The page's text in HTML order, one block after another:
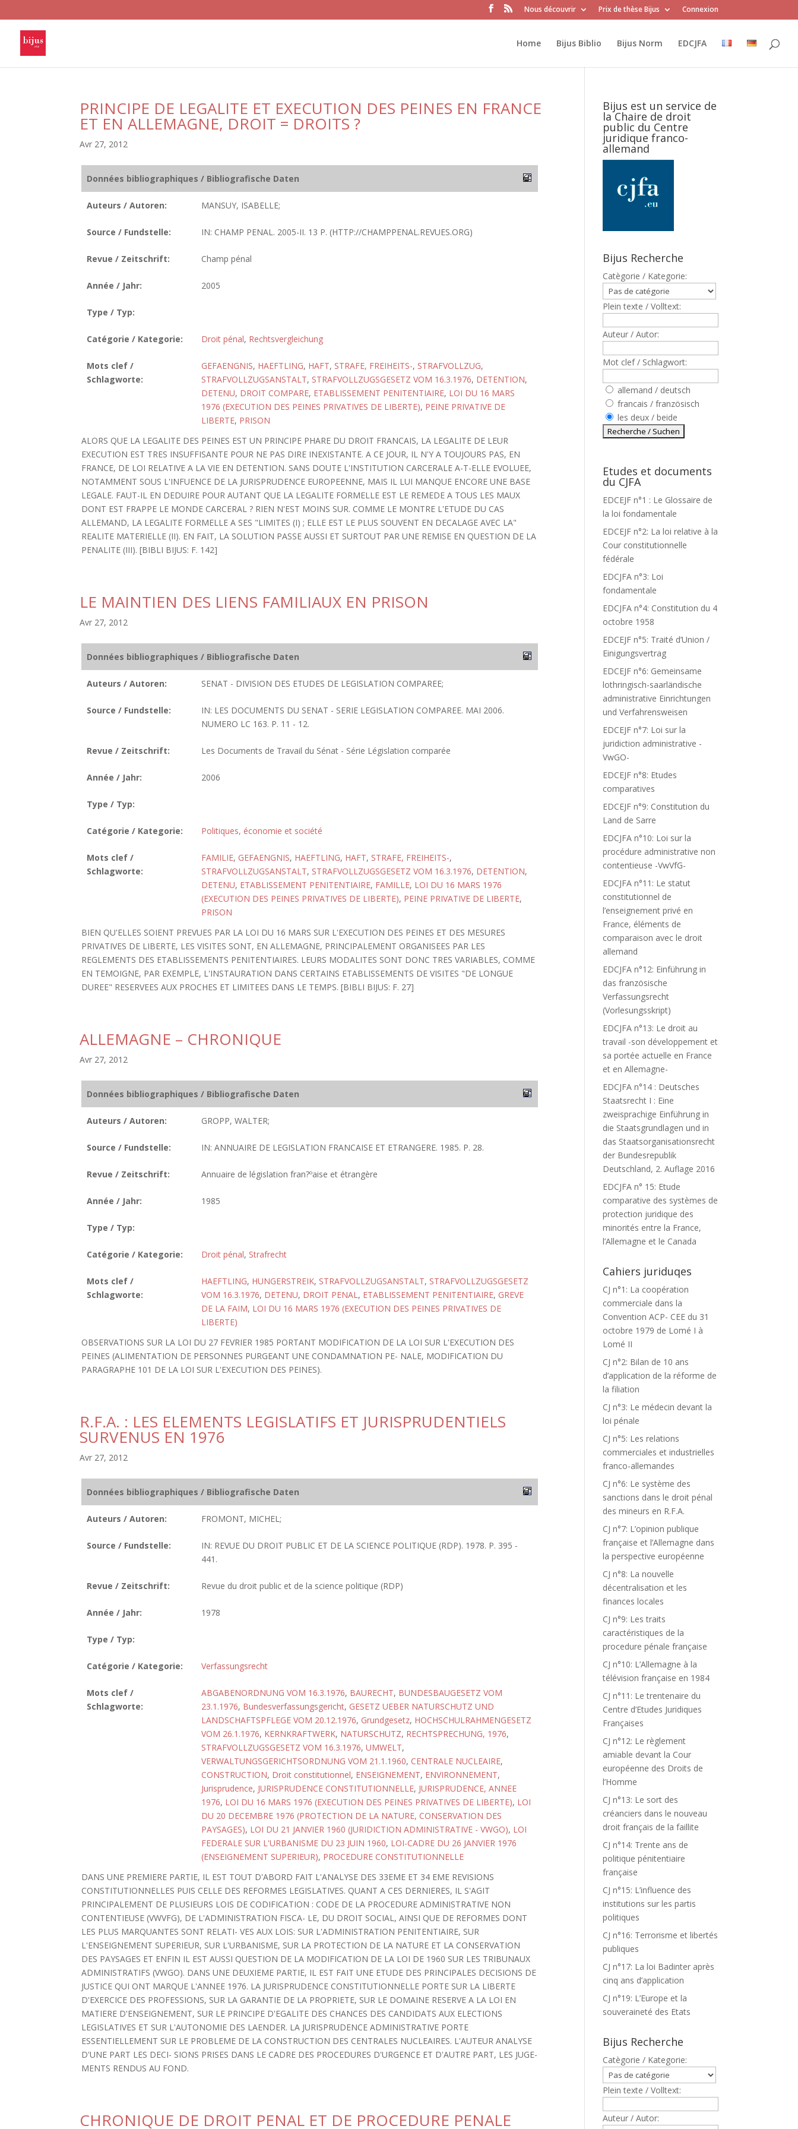
Nous découvrir Prix de thèse Bijus Connexion
Home Bijus Biblio Bijus Norm EDCJFA
PRINCIPE DE LEGALITE ET EXECUTION DES PEINES EN FRANCE
ET EN ALLEMAGNE, DROIT = DROITS ?
Avr 27, 2012
Données bibliographiques / Bibliografische Daten
Auteurs / Autoren: MANSUY, ISABELLE;
Source / Fundstelle: IN: CHAMP PENAL. 2005-II. 13 P. (HTTP://CHAMPPENAL.REVUES.ORG)
Revue / Zeitschrift: Champ pénal
Année / Jahr: 2005
Type / Typ:
Catégorie / Kategorie: Droit pénal, Rechtsvergleichung
Mots clef /
Schlagworte:
GEFAENGNIS, HAEFTLING, HAFT, STRAFE, FREIHEITS-, STRAFVOLLZUG,
STRAFVOLLZUGSANSTALT, STRAFVOLLZUGSGESETZ VOM 16.3.1976, DETENTION,
DETENU, DROIT COMPARE, ETABLISSEMENT PENITENTIAIRE, LOI DU 16 MARS
1976 (EXECUTION DES PEINES PRIVATIVES DE LIBERTE), PEINE PRIVATIVE DE
LIBERTE, PRISON
ALORS QUE LA LEGALITE DES PEINES EST UN PRINCIPE PHARE DU DROIT FRANCAIS, LA LEGALITE DE LEUR
EXECUTION EST TRES INSUFFISANTE POUR NE PAS DIRE INEXISTANTE. A CE JOUR, IL N'Y A TOUJOURS PAS, EN
FRANCE, DE LOI RELATIVE A LA VIE EN DETENTION. SANS DOUTE L'INSTITUTION CARCERALE A-T-ELLE EVOLUEE,
NOTAMMENT SOUS L'INFUENCE DE LA JURISPRUDENCE EUROPEENNE, MAIS IL LUI MANQUE ENCORE UNE BASE
LEGALE. FAUT-IL EN DEDUIRE POUR AUTANT QUE LA LEGALITE FORMELLE EST LE REMEDE A TOUS LES MAUX
DONT EST FRAPPE LE MONDE CARCERAL ? RIEN N'EST MOINS SUR. COMME LE MONTRE L'ETUDE DU CAS
ALLEMAND, LA LEGALITE FORMELLE A SES "LIMITES (I) ; ELLE EST LE PLUS SOUVENT EN DECALAGE AVEC LA"
REALITE MATERIELLE (II). EN FAIT, LA SOLUTION PASSE AUSSI ET SURTOUT PAR UNE REMISE EN QUESTION DE LA
PENALITE (III). [BIBLI BIJUS: F. 142]
LE MAINTIEN DES LIENS FAMILIAUX EN PRISON
Avr 27, 2012
Données bibliographiques / Bibliografische Daten
Auteurs / Autoren: SENAT - DIVISION DES ETUDES DE LEGISLATION COMPAREE;
Source / Fundstelle:
IN: LES DOCUMENTS DU SENAT - SERIE LEGISLATION COMPAREE. MAI 2006.
NUMERO LC 163. P. 11 - 12.
Revue / Zeitschrift: Les Documents de Travail du Sénat - Série Législation comparée
Année / Jahr: 2006
Type / Typ:
Catégorie / Kategorie: Politiques, économie et société
Mots clef /
Schlagworte:
FAMILIE, GEFAENGNIS, HAEFTLING, HAFT, STRAFE, FREIHEITS-,
STRAFVOLLZUGSANSTALT, STRAFVOLLZUGSGESETZ VOM 16.3.1976, DETENTION,
DETENU, ETABLISSEMENT PENITENTIAIRE, FAMILLE, LOI DU 16 MARS 1976
(EXECUTION DES PEINES PRIVATIVES DE LIBERTE), PEINE PRIVATIVE DE LIBERTE,
PRISON
BIEN QU'ELLES SOIENT PREVUES PAR LA LOI DU 16 MARS SUR L'EXECUTION DES PEINES ET DES MESURES
PRIVATIVES DE LIBERTE, LES VISITES SONT, EN ALLEMAGNE, PRINCIPALEMENT ORGANISEES PAR LES
REGLEMENTS DES ETABLISSEMENTS PENITENTIAIRES. LEURS MODALITES SONT DONC TRES VARIABLES, COMME
EN TEMOIGNE, PAR EXEMPLE, L'INSTAURATION DANS CERTAINS ETABLISSEMENTS DE VISITES "DE LONGUE
DUREE" RESERVEES AUX PROCHES ET LIMITEES DANS LE TEMPS. [BIBLI BIJUS: F. 27]
ALLEMAGNE – CHRONIQUE
Avr 27, 2012
Données bibliographiques / Bibliografische Daten
Auteurs / Autoren: GROPP, WALTER;
Source / Fundstelle: IN: ANNUAIRE DE LEGISLATION FRANCAISE ET ETRANGERE. 1985. P. 28.
Revue / Zeitschrift: Annuaire de législation fran?ºaise et étrangère
Année / Jahr: 1985
Type / Typ:
Catégorie / Kategorie: Droit pénal, Strafrecht
Mots clef /
Schlagworte:
HAEFTLING, HUNGERSTREIK, STRAFVOLLZUGSANSTALT, STRAFVOLLZUGSGESETZ
VOM 16.3.1976, DETENU, DROIT PENAL, ETABLISSEMENT PENITENTIAIRE, GREVE
DE LA FAIM, LOI DU 16 MARS 1976 (EXECUTION DES PEINES PRIVATIVES DE
LIBERTE)
OBSERVATIONS SUR LA LOI DU 27 FEVRIER 1985 PORTANT MODIFICATION DE LA LOI SUR L'EXECUTION DES
PEINES (ALIMENTATION DE PERSONNES PURGEANT UNE CONDAMNATION PE- NALE, MODIFICATION DU
PARAGRAPHE 101 DE LA LOI SUR L'EXECUTION DES PEINES).
R.F.A. : LES ELEMENTS LEGISLATIFS ET JURISPRUDENTIELS
SURVENUS EN 1976
Avr 27, 2012
Données bibliographiques / Bibliografische Daten
Auteurs / Autoren: FROMONT, MICHEL;
Source / Fundstelle:
IN: REVUE DU DROIT PUBLIC ET DE LA SCIENCE POLITIQUE (RDP). 1978. P. 395 -
441.
Revue / Zeitschrift: Revue du droit public et de la science politique (RDP)
Année / Jahr: 1978
Type / Typ:
Catégorie / Kategorie: Verfassungsrecht
Mots clef /
Schlagworte:
ABGABENORDNUNG VOM 16.3.1976, BAURECHT, BUNDESBAUGESETZ VOM
23.1.1976, Bundesverfassungsgericht, GESETZ UEBER NATURSCHUTZ UND
LANDSCHAFTSPFLEGE VOM 20.12.1976, Grundgesetz, HOCHSCHULRAHMENGESETZ
VOM 26.1.1976, KERNKRAFTWERK, NATURSCHUTZ, RECHTSPRECHUNG, 1976,
STRAFVOLLZUGSGESETZ VOM 16.3.1976, UMWELT,
VERWALTUNGSGERICHTSORDNUNG VOM 21.1.1960, CENTRALE NUCLEAIRE,
CONSTRUCTION, Droit constitutionnel, ENSEIGNEMENT, ENVIRONNEMENT,
Jurisprudence, JURISPRUDENCE CONSTITUTIONNELLE, JURISPRUDENCE, ANNEE
1976, LOI DU 16 MARS 1976 (EXECUTION DES PEINES PRIVATIVES DE LIBERTE), LOI
DU 20 DECEMBRE 1976 (PROTECTION DE LA NATURE, CONSERVATION DES
PAYSAGES), LOI DU 21 JANVIER 1960 (JURIDICTION ADMINISTRATIVE - VWGO), LOI
FEDERALE SUR L'URBANISME DU 23 JUIN 1960, LOI-CADRE DU 26 JANVIER 1976
(ENSEIGNEMENT SUPERIEUR), PROCEDURE CONSTITUTIONNELLE
DANS UNE PREMIERE PARTIE, IL EST TOUT D'ABORD FAIT L'ANALYSE DES 33EME ET 34 EME REVISIONS
CONSTITUTIONNELLES PUIS CELLE DES REFORMES LEGISLATIVES. QUANT A CES DERNIERES, IL S'AGIT
PRINCIPALEMENT DE PLUSIEURS LOIS DE CODIFICATION : CODE DE LA PROCEDURE ADMINISTRATIVE NON
CONTENTIEUSE (VWVFG), DE L'ADMINISTRATION FISCA- LE, DU DROIT SOCIAL, AINSI QUE DE REFORMES DONT
LES PLUS MARQUANTES SONT RELATI- VES AUX LOIS: SUR L'ADMINISTRATION PENITENTIAIRE, SUR
L'ENSEIGNEMENT SUPERIEUR, SUR L'URBANISME, SUR LA PROTECTION DE LA NATURE ET LA CONSERVATION
DES PAYSAGES ET ENFIN IL EST AUSSI QUESTION DE LA MODIFICATION DE LA LOI DE 1960 SUR LES TRIBUNAUX
ADMINISTRATIFS (VWGO). DANS UNE DEUXIEME PARTIE, IL EST FAIT UNE ETUDE DES PRINCIPALES DECISIONS DE
JUSTICE QUI ONT MARQUE L'ANNEE 1976. LA JURISPRUDENCE CONSTITUTIONNELLE PORTE SUR LA LIBERTE
D'EXERCICE DES PROFESSIONS, SUR LA GARANTIE DE LA PROPRIETE, SUR LE DOMAINE RESERVE A LA LOI EN
MATIERE D'ENSEIGNEMENT, SUR LE PRINCIPE D'EGALITE DES CHANCES DES CANDIDATS AUX ELECTIONS
LEGISLATIVES ET SUR L'AUTONOMIE DES LAENDER. LA JURISPRUDENCE ADMINISTRATIVE PORTE
ESSENTIELLEMENT SUR LE PROBLEME DE LA CONSTRUCTION DES CENTRALES NUCLEAIRES. L'AUTEUR ANALYSE
D'UNE PART LES DECI- SIONS PRISES DANS LE CADRE DES PROCEDURES D'URGENCE ET D'AUTRE PART, LES JUGE-
MENTS RENDUS AU FOND.
CHRONIQUE DE DROIT PENAL ET DE PROCEDURE PENALE
Bijus est un service de
la Chaire de droit
public du Centre
juridique franco-
allemand
Bijus Recherche
Catègorie / Kategorie:
Plein texte / Volltext:
Auteur / Autor:
Mot clef / Schlagwort:
allemand / deutsch
francais / französisch
les deux / beide
Etudes et documents
du CJFA
EDCEJF n°1 : Le Glossaire de
la loi fondamentale
EDCEJF n°2: La loi relative à la
Cour constitutionnelle
fédérale
EDCJFA n°3: Loi
fondamentale
EDCJFA n°4: Constitution du 4
octobre 1958
EDCEJF n°5: Traité d’Union /
Einigungsvertrag
EDCEJF n°6: Gemeinsame
lothringisch-saarländische
administrative Einrichtungen
und Verfahrensweisen
EDCEJF n°7: Loi sur la
juridiction administrative -
VwGO-
EDCEJF n°8: Etudes
comparatives
EDCEJF n°9: Constitution du
Land de Sarre
EDCJFA n°10: Loi sur la
procédure administrative non
contentieuse -VwVfG-
EDCJFA n°11: Le statut
constitutionnel de
l’enseignement privé en
France, éléments de
comparaison avec le droit
allemand
EDCJFA n°12: Einführung in
das französische
Verfassungsrecht
(Vorlesungsskript)
EDCJFA n°13: Le droit au
travail -son développement et
sa portée actuelle en France
et en Allemagne-
EDCJFA n°14 : Deutsches
Staatsrecht I : Eine
zweisprachige Einführung in
die Staatsgrundlagen und in
das Staatsorganisationsrecht
der Bundesrepublik
Deutschland, 2. Auflage 2016
EDCJFA n° 15: Etude
comparative des systèmes de
protection juridique des
minorités entre la France,
l’Allemagne et le Canada
Cahiers juriduqes
CJ n°1: La coopération
commerciale dans la
Convention ACP- CEE du 31
octobre 1979 de Lomé I à
Lomé II
CJ n°2: Bilan de 10 ans
d’application de la réforme de
la filiation
CJ n°3: Le médecin devant la
loi pénale
CJ n°5: Les relations
commerciales et industrielles
franco-allemandes
CJ n°6: Le système des
sanctions dans le droit pénal
des mineurs en R.F.A.
CJ n°7: L’opinion publique
française et l’Allemagne dans
la perspective européenne
CJ n°8: La nouvelle
décentralisation et les
finances locales
CJ n°9: Les traits
caractéristiques de la
procedure pénale française
CJ n°10: L’Allemagne à la
télévision française en 1984
CJ n°11: Le trentenaire du
Centre d’Etudes Juridiques
Françaises
CJ n°12: Le règlement
amiable devant la Cour
européenne des Droits de
l’Homme
CJ n°13: Le sort des
créanciers dans le nouveau
droit français de la faillite
CJ n°14: Trente ans de
politique pénitentiaire
française
CJ n°15: L’influence des
institutions sur les partis
politiques
CJ n°16: Terrorisme et libertés
publiques
CJ n°17: La loi Badinter après
cinq ans d’application
CJ n°19: L’Europe et la
souveraineté des Etats
Bijus Recherche
Catègorie / Kategorie:
Plein texte / Volltext:
Auteur / Autor: